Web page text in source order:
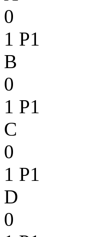
0
1 P1
B
0
1 P1
C
0
1 P1
D
0